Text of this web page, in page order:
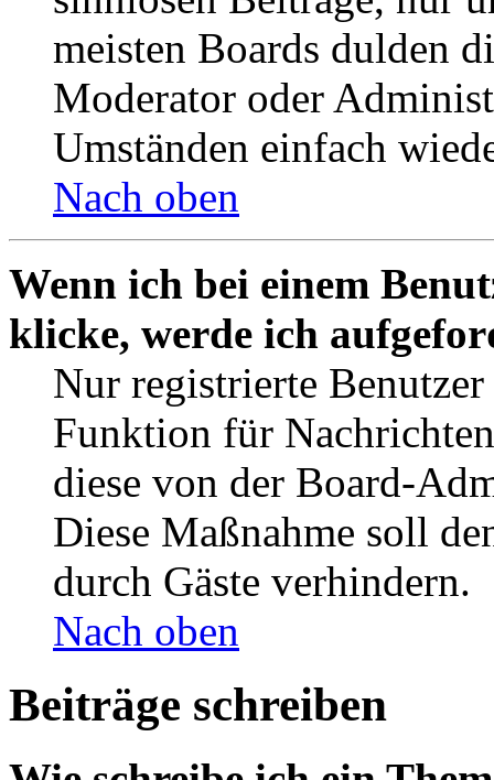
meisten Boards dulden
Moderator oder
Umständen einfach
Nach oben
Wenn ich bei einem
klicke, werde ich
Nur registrierte
Funktion für
diese von der Board-
Diese Maßnahme soll
durch Gäste verhindern.
Nach oben
Beiträge schreiben